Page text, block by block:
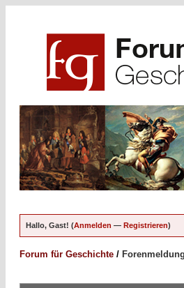
Hallo, Gast! (Anmelden — Registrieren)
Forum für Geschichte / Forenmeldung